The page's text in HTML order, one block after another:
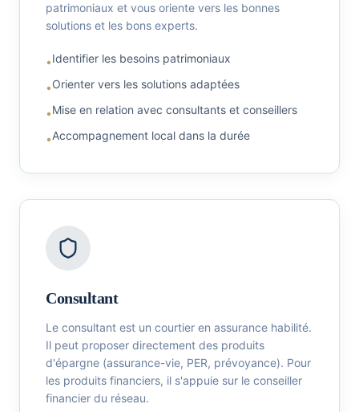
patrimoniaux et vous oriente vers les bonnes
solutions et les bons experts.
•Identifier les besoins patrimoniaux
•Orienter vers les solutions adaptées
•Mise en relation avec consultants et conseillers
•Accompagnement local dans la durée
Consultant
Le consultant est un courtier en assurance habilité.
Il peut proposer directement des produits
d'épargne (assurance-vie, PER, prévoyance). Pour
les produits financiers, il s'appuie sur le conseiller
financier du réseau.